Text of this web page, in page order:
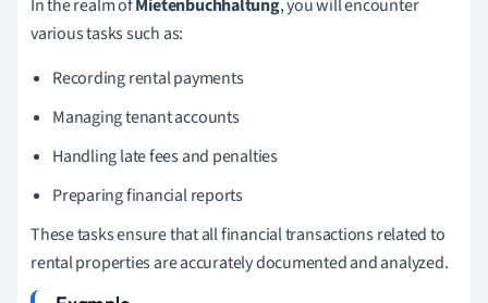
In the realm ofMietenbuchhaltung, you will encounter
various tasks such as:
Recording rental payments
Managing tenant accounts
Handling late fees and penalties
Preparing financial reports
These tasks ensure that all financial transactions related to
rental properties are accurately documented and analyzed.